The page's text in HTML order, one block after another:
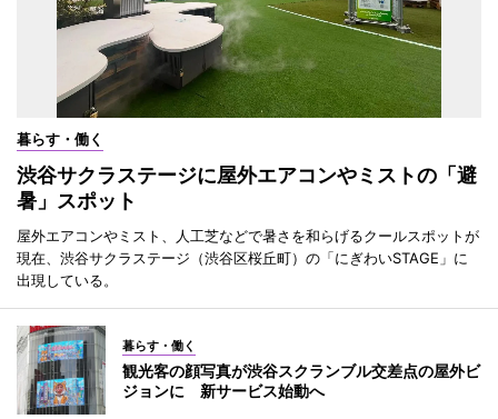
暮らす・働く
渋谷サクラステージに屋外エアコンやミストの「避
暑」スポット
屋外エアコンやミスト、人工芝などで暑さを和らげるクールスポットが
現在、渋谷サクラステージ（渋谷区桜丘町）の「にぎわいSTAGE」に
出現している。
暮らす・働く
観光客の顔写真が渋谷スクランブル交差点の屋外ビ
ジョンに 新サービス始動へ